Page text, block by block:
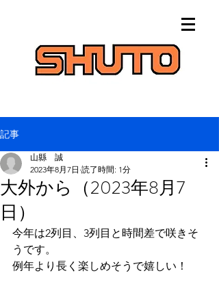
記事
大外から（2023年8月7
日）
山縣 誠
2023年8月7日 読了時間: 1分
今年は2列目、3列目と時間差で咲きそ
うです。
例年より長く楽しめそうで嬉しい！